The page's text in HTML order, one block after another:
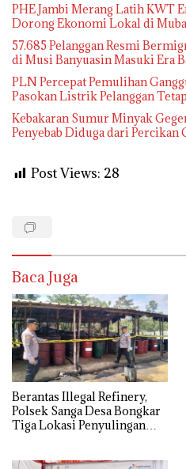
PHE Jambi Merang Latih KWT
Dorong Ekonomi Lokal di Muba
57.685 Pelanggan Resmi
di Musi Banyuasin Masuki Era
PLN Percepat Pemulihan
Pasokan Listrik Pelanggan
Kebakaran Sumur Minyak
Penyebab Diduga dari Percikan
Post Views: 28
Baca Juga
Berantas Illegal Refinery,
Polsek Sanga Desa Bongkar
Tiga Lokasi Penyulingan